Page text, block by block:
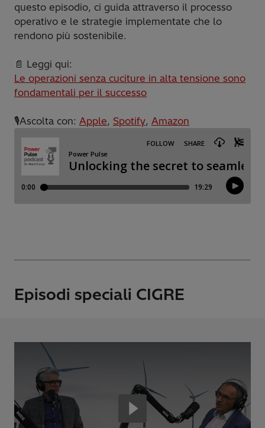
questo episodio, ci guida attraverso il processo
operativo e le strategie implementate che lo
rendono più sostenibile.
📄 Leggi qui:
Le operazioni senza cuciture in alta tensione sono
fondamentali per il successo
🎙️Ascolta con: Apple, Spotify, Amazon
Episodi speciali CIGRE